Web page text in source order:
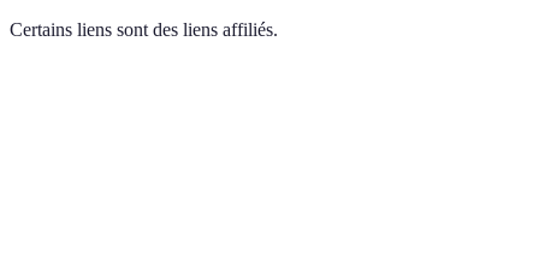
Certains liens sont des liens affiliés.